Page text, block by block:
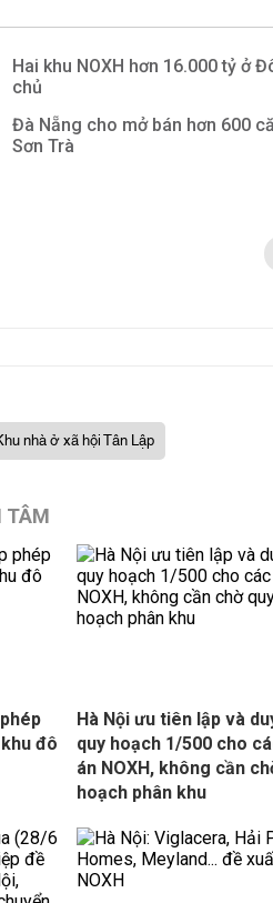
Hai khu NOXH hơn 16.000 tỷ ở
chủ
Đà Nẵng cho mở bán hơn 600
Sơn Trà
nhà ở xã hội Tân Lập
TÂM
đô
Hà Nội ưu tiên lập và
quy hoạch 1/500 cho
án NOXH, không cần
hoạch phân khu